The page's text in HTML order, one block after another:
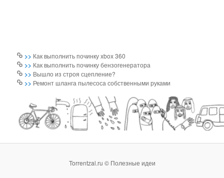
>> Как выполнить починку xbox 360
>> Как выполнить починку бензогенератора
>> Вышло из строя сцепление?
>> Ремонт шланга пылесоса собственными руками
Torrentzal.ru © Полезные идеи